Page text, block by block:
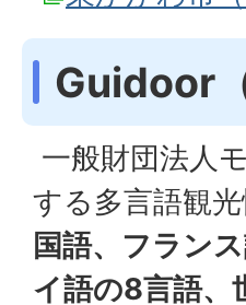
Guidoor
一般財団法人
する多言語観光
国語、フラン
イ語の8言語、